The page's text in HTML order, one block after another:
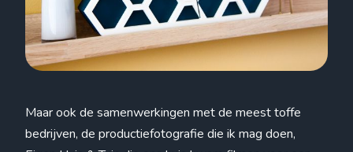
Maar ook de samenwerkingen met de meest toffe
bedrijven, de productiefotografie die ik mag doen,